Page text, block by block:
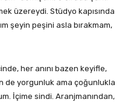
üzereydi. Stüdyo kapısında
şeyin peşini asla bırakmam,
her anını bazen keyifle,
de yorgunluk ama çoğunlukla
İçime sindi. Aranjmanından,